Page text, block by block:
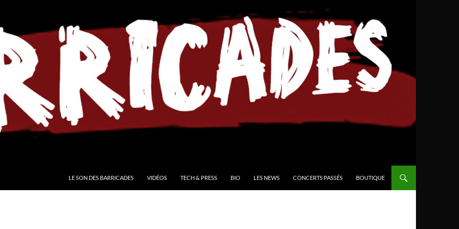
LE SON DES BARRICADES VIDÉOS TECH & PRESS BIO LES NEWS CONCERTS PASSÉS BOUTIQUE